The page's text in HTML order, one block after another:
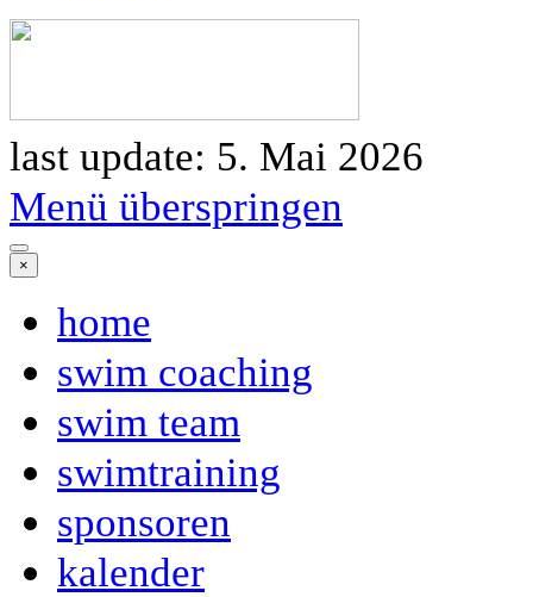
last update: 5. Mai 2026
Menü überspringen
×
home
swim coaching
swim team
swimtraining
sponsoren
kalender